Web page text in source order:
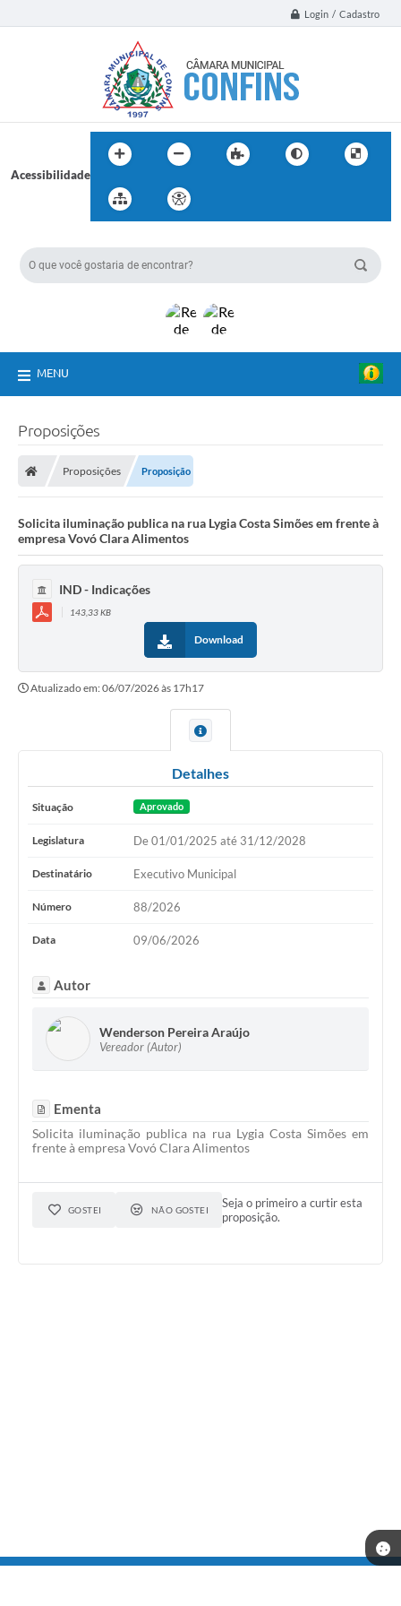
Login / Cadastro
Acessibilidade
MENU
Proposições
Proposições Proposição
Solicita iluminação publica na rua Lygia Costa Simões em frente à
empresa Vovó Clara Alimentos
IND - Indicações
143,33 KB
Download
Atualizado em: 06/07/2026 às 17h17
Detalhes
Situação Aprovado
Legislatura De 01/01/2025 até 31/12/2028
Destinatário Executivo Municipal
Número 88/2026
Data 09/06/2026
Autor
Wenderson Pereira Araújo
Vereador (Autor)
Ementa
Solicita iluminação publica na rua Lygia Costa Simões em
frente à empresa Vovó Clara Alimentos
GOSTEI NÃO GOSTEI
Seja o primeiro a curtir esta
proposição.